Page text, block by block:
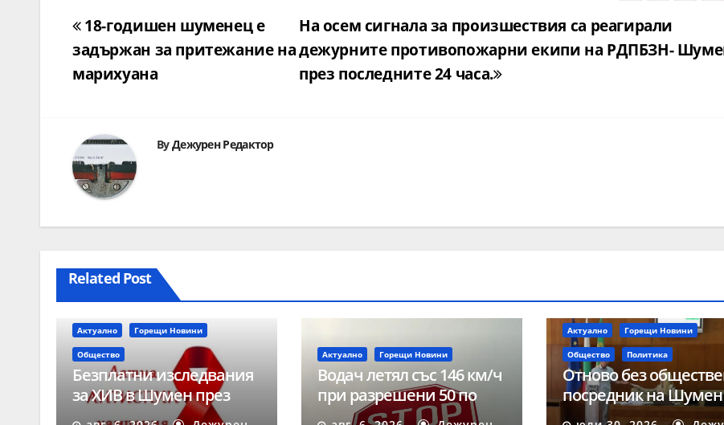
Навигация
На осем сигнала за произшествия са реагирали
дежурните противопожарни екипи на РДПБЗН-
през последните 24 часа.
18-годишен шуменец е
задържан за притежание на
марихуана
ByДежурен Редактор
Related Post
Актуално Горещи Новини
Общество
Безплатни изследвания
за ХИВ в Шумен през
август
Актуално Горещи Новини
Водач летял със 146 км/ч
при разрешени 50 по
време на акция
Актуално Горещи Новини
Общество Политика
Отново без
посредник на Шумен
след осмата поред